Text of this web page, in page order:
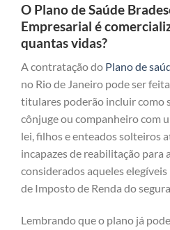
O Plano de Saúde
Empresarial é
quantas vidas?
A contratação do Plano de
no Rio de Janeiro pode ser
titulares poderão incluir como
cônjuge ou companheiro com
lei, filhos e enteados solteiros
incapazes de reabilitação para
considerados aqueles
de Imposto de Renda do
Lembrando que o plano já